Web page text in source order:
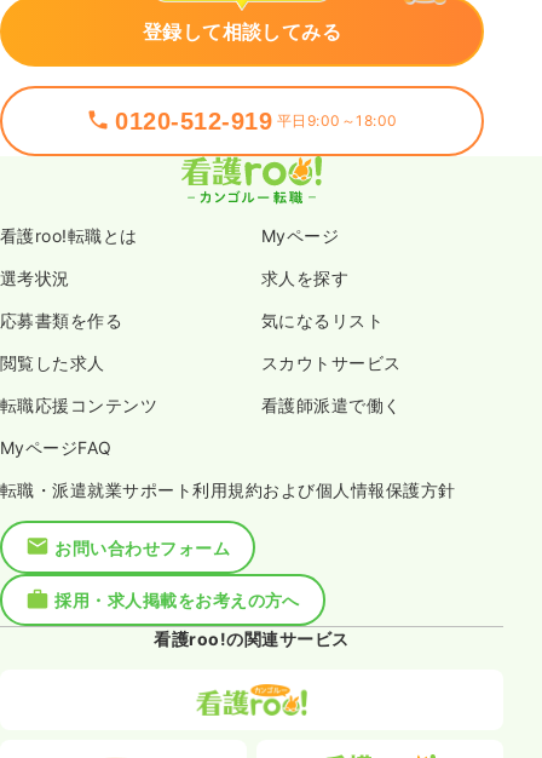
登録して相談してみる
0120-512-919 平日9:00～18:00
看護roo!転職とは Myページ
選考状況 求人を探す
応募書類を作る 気になるリスト
閲覧した求人 スカウトサービス
転職応援コンテンツ 看護師派遣で働く
MyページFAQ
転職・派遣就業サポート利用規約および個人情報保護方針
お問い合わせフォーム
採用・求人掲載をお考えの方へ
看護roo!の関連サービス